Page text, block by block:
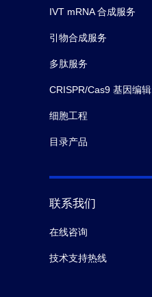
IVT mRNA 合成服务
引物合成服务
多肽服务
CRISPR/Cas9 基因编辑
细胞工程
目录产品
联系我们
在线咨询
技术支持热线